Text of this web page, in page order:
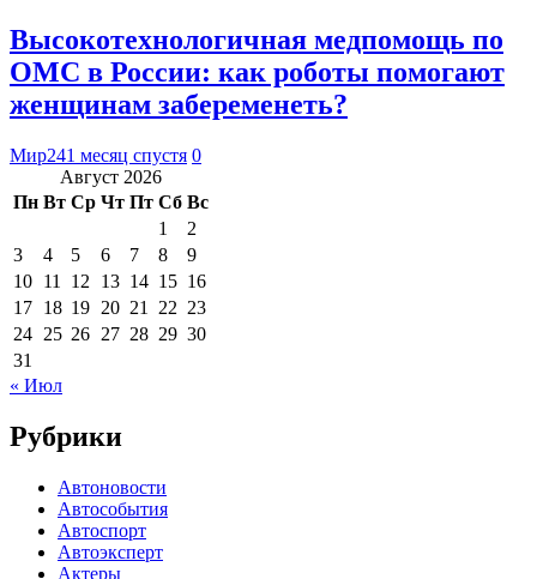
Высокотехнологичная медпомощь по
ОМС в России: как роботы помогают
женщинам забеременеть?
Мир241 месяц спустя 0
Август 2026
Пн Вт Ср Чт Пт Сб Вс
1
2
3
4 5 6 7 8
9
10 11 12 13 14 15 16
17 18 19 20 21 22 23
24 25 26 27 28 29 30
31
« Июл
Рубрики
Автоновости
Автособытия
Автоспорт
Автоэксперт
Актеры